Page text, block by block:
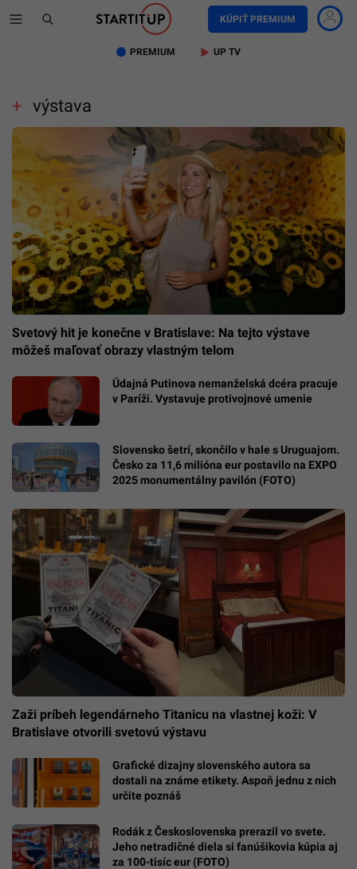
KÚPIŤ PREMIUM
PREMIUM UP TV
výstava
Svetový hit je konečne v Bratislave: Na tejto výstave
môžeš maľovať obrazy vlastným telom
Údajná Putinova nemanželská dcéra pracuje
v Paríži. Vystavuje protivojnové umenie
Slovensko šetrí, skončilo v hale s Uruguajom.
Česko za 11,6 milióna eur postavilo na EXPO
2025 monumentálny pavilón (FOTO)
Zaži príbeh legendárneho Titanicu na vlastnej koži: V
Bratislave otvorili svetovú výstavu
Grafické dizajny slovenského autora sa
dostali na známe etikety. Aspoň jednu z nich
určite poznáš
Rodák z Československa prerazil vo svete.
Jeho netradičné diela si fanúšikovia kúpia aj
za 100-tisíc eur (FOTO)